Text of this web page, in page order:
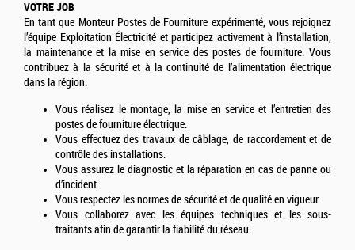
VOTRE JOB
En tant que Monteur Postes de Fourniture expérimenté, vous rejoignez
l’équipe Exploitation Électricité et participez activement à l’installation,
la maintenance et la mise en service des postes de fourniture. Vous
contribuez à la sécurité et à la continuité de l’alimentation électrique
dans la région.
Vous réalisez le montage, la mise en service et l’entretien des
postes de fourniture électrique.
Vous effectuez des travaux de câblage, de raccordement et de
contrôle des installations.
Vous assurez le diagnostic et la réparation en cas de panne ou
d’incident.
Vous respectez les normes de sécurité et de qualité en vigueur.
Vous collaborez avec les équipes techniques et les sous-
traitants afin de garantir la fiabilité du réseau.